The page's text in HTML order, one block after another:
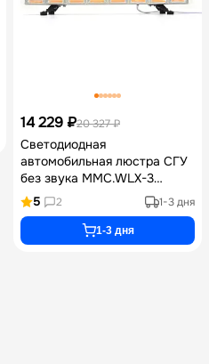
14 229 ₽20 327 ₽
Светодиодная
автомобильная люстра СГУ
без звука MMC.WLX-3
оранжевого цвета 180 Вт с
COB лампами 12600 Лм и
степенью защиты IP65 для
спецтехники
5 2 1-3 дня
1-3 дня